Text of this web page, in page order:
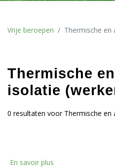
Vrije beroepen Thermische en
Thermische
isolatie
0 resultaten voor Thermische en
En savoir plus